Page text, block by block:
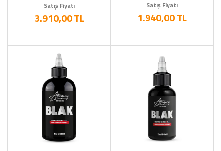
Satış Fiyatı
3.910,00 TL
Satış Fiyatı
1.940,00 TL